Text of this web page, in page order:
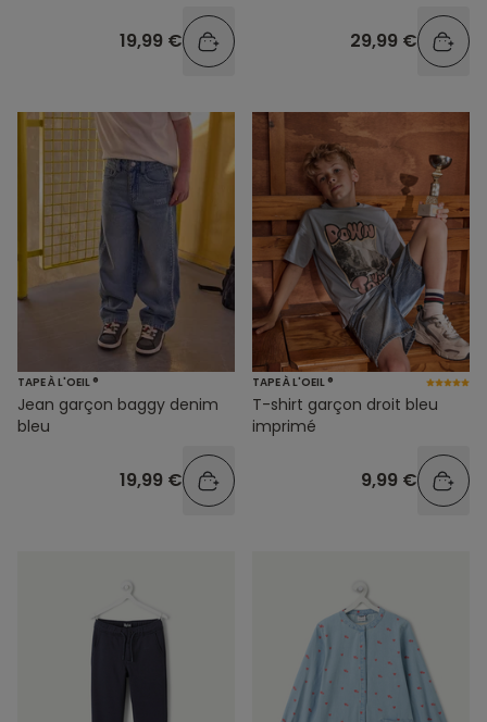
19,99 € 29,99 €
TAPE À L'OEIL ®
Jean garçon baggy denim
bleu
19,99 €
TAPE À L'OEIL ®
T-shirt garçon droit bleu
imprimé
9,99 €